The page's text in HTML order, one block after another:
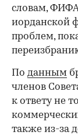
словам, ФИФА
иорданской
проблем,
По данным
членов
к ответу не
также из-за